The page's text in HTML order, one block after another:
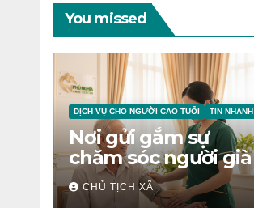
You missed
DỊCH VỤ CHO NGƯỜI CAO TUỔI TIN NHANH
Nơi gửi gắm sự
chăm sóc người già
CHỦ TỊCH XÃ